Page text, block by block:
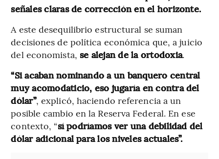
señales claras de corrección en el horizonte.
A este desequilibrio estructural se suman
decisiones de política económica que, a juicio
del economista, se alejan de la ortodoxia.
“Si acaban nominando a un banquero central
muy acomodaticio, eso jugaría en contra del
dólar”, explicó, haciendo referencia a un
posible cambio en la Reserva Federal. En ese
contexto, “sí podríamos ver una debilidad del
dólar adicional para los niveles actuales”.